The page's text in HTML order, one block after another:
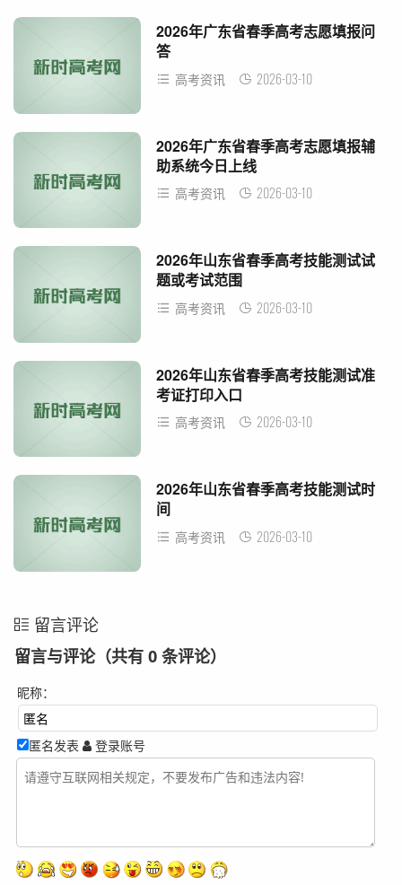
2026年广东省春季高考志愿填报问
答
高考资讯 2026-03-10
2026年广东省春季高考志愿填报辅
助系统今日上线
高考资讯 2026-03-10
2026年山东省春季高考技能测试试
题或考试范围
高考资讯 2026-03-10
2026年山东省春季高考技能测试准
考证打印入口
高考资讯 2026-03-10
2026年山东省春季高考技能测试时
间
高考资讯 2026-03-10
留言评论
留言与评论（共有 0 条评论）
昵称：
匿名发表 登录账号